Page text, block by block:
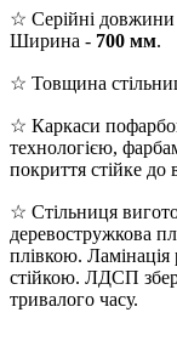
☆ Серійні довжини
Ширина - 700 мм.
☆ Товщина
☆ Каркаси
технологією,
покриття стійке до
☆ Стільниця
деревостружкова
плівкою.
стійкою. ЛДСП
тривалого часу.